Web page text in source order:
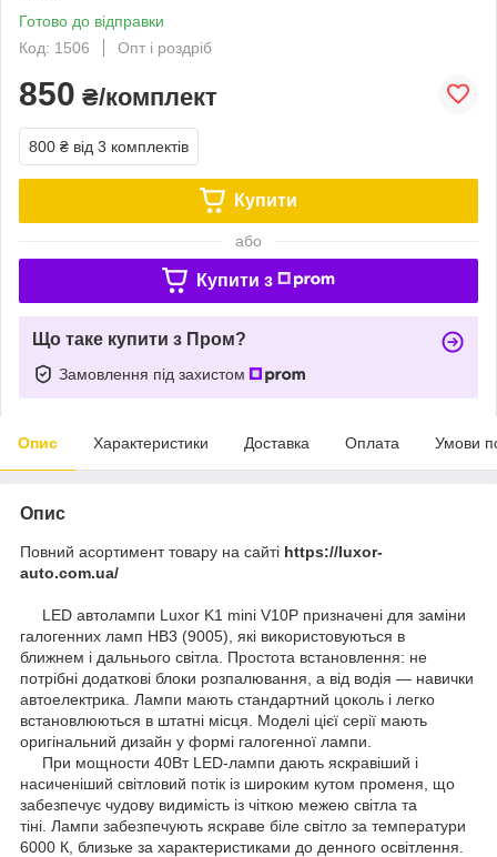
Готово до відправки
Код: 1506
Опт і роздріб
850 ₴/комплект
800 ₴ від 3 комплектів
Купити
або
Купити з
Що таке купити з Пром?
Замовлення під захистом
Опис Характеристики Доставка Оплата Умови
Опис
Повний асортимент товару на сайті https://luxor-
auto.com.ua/
LED автолампи Luxor K1 mini V10P призначені для заміни
галогенних ламп HB3 (9005), які використовуються в
ближнем і дальнього світла. Простота встановлення: не
потрібні додаткові блоки розпалювання, а від водія — навички
автоелектрика. Лампи мають стандартний цоколь і легко
встановлюються в штатні місця. Моделі цієї серії мають
оригінальний дизайн у формі галогенної лампи.
При мощности 40Вт LED-лампи дають яскравіший і
насиченіший світловий потік із широким кутом променя, що
забезпечує чудову видимість із чіткою межею світла та
тіні. Лампи забезпечують яскраве біле світло за температури
6000 К, близьке за характеристиками до денного освітлення.